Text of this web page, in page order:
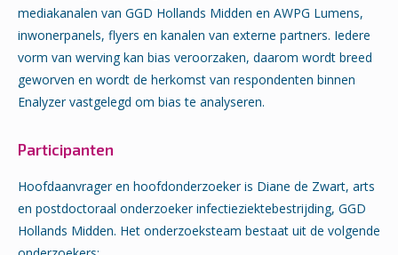
mediakanalen van GGD Hollands Midden en AWPG Lumens,
inwonerpanels, flyers en kanalen van externe partners. Iedere
vorm van werving kan bias veroorzaken, daarom wordt breed
geworven en wordt de herkomst van respondenten binnen
Enalyzer vastgelegd om bias te analyseren.
Participanten
Hoofdaanvrager en hoofdonderzoeker is Diane de Zwart, arts
en postdoctoraal onderzoeker infectieziektebestrijding, GGD
Hollands Midden. Het onderzoeksteam bestaat uit de volgende